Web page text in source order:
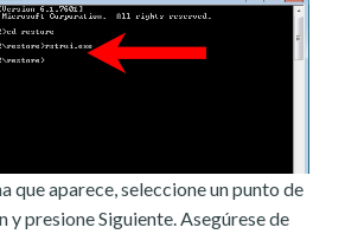
que aparece, seleccione un punto de
y presione Siguiente. Asegúrese de